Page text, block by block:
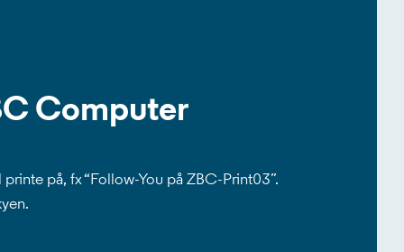
Computer
på, fx “Follow-You på ZBC-Print03”.